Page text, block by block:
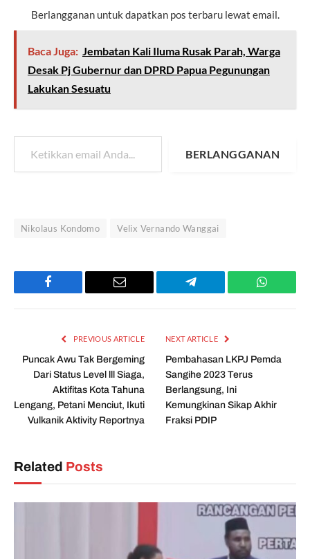
Berlangganan untuk dapatkan pos terbaru lewat email.
Baca Juga: Jembatan Kali Iluma Rusak Parah, Warga
Desak Pj Gubernur dan DPRD Papua Pegunungan
Lakukan Sesuatu
Ketikkan email Anda...
BERLANGGANAN
Nikolaus Kondomo Velix Vernando Wanggai
Facebook Email Telegram
PREVIOUS ARTICLE
Puncak Awu Tak Bergeming
Dari Status Level lll Siaga,
Aktifitas Kota Tahuna
Lengang, Petani Menciut, Ikuti
Vulkanik Aktivity Reportnya
NEXT ARTICLE
Pembahasan LKPJ Pemda
Sangihe 2023 Terus
Berlangsung, Ini
Kemungkinan Sikap Akhir
Fraksi PDIP
Related Posts